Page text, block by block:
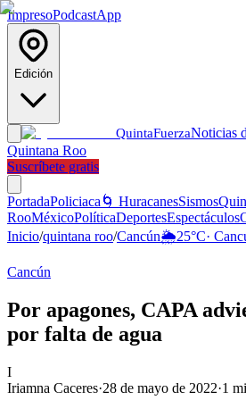
ImpresoPodcastApp
Edición
QuintaFuerzaNoticias
Quintana Roo
Suscríbete gratis
PortadaPoliciaca 🌀 HuracanesSismos
RooMéxicoPolíticaDeportesEspectáculos
Inicio/quintana roo/Cancún🌦️25°C·
Cancún
Por apagones, CAPA
por falta de agua
I
Iriamna Caceres·28 de mayo de 2022·1